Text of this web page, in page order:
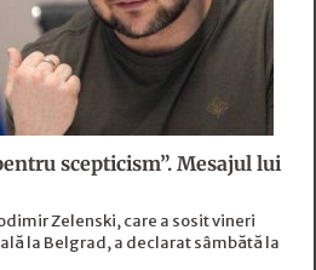
scepticism”. Mesajul lui
Zelenski, care a sosit vineri
la Belgrad, a declarat sâmbătă la